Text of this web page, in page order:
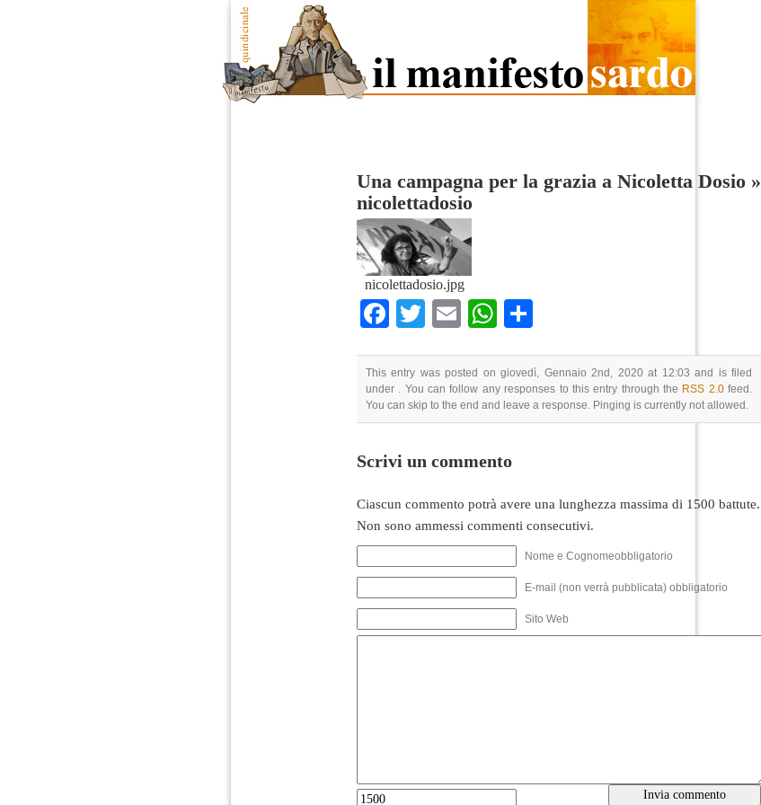
Una campagna per la grazia a Nicoletta Dosio »
nicolettadosio
nicolettadosio.jpg
Facebook
TwitterEmailWhatsApp
This entry was posted on giovedì, Gennaio 2nd, 2020 at 12:03 and is filed
under . You can follow any responses to this entry through the RSS 2.0feed.
You can skip to the end and leave a response. Pinging is currently not allowed.
Scrivi un commento
Ciascun commento potrà avere una lunghezza massima di 1500 battute.
Non sono ammessi commenti consecutivi.
Nome e Cognomeobbligatorio
E-mail (non verrà pubblicata) obbligatorio
Sito Web